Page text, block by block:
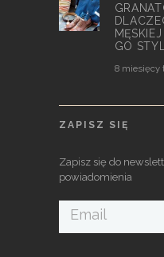
GO
8 miesięcy
ZAPISZ SIĘ
Zapisz się do
powiadomienia